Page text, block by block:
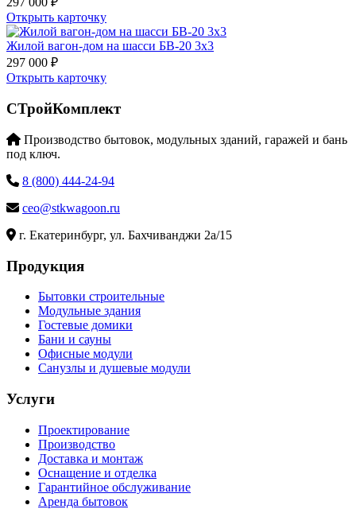
Открыть карточку
Жилой вагон-дом на шасси БВ-20 3х3
297 000 ₽
Открыть карточку
СТройКомплект
Производство бытовок, модульных зданий, гаражей и бань
под ключ.
8 (800) 444-24-94
ceo@stkwagoon.ru
г. Екатеринбург, ул. Бахчиванджи 2а/15
Продукция
Бытовки строительные
Модульные здания
Гостевые домики
Бани и сауны
Офисные модули
Санузлы и душевые модули
Услуги
Проектирование
Производство
Доставка и монтаж
Оснащение и отделка
Гарантийное обслуживание
Аренда бытовок